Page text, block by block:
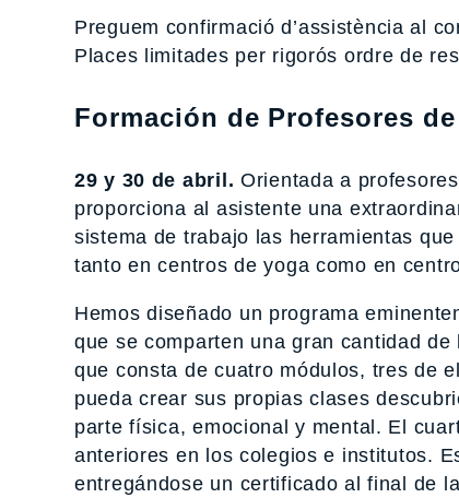
Preguem confirmació d’assistència al
Places limitades per rigorós ordre de
Formación de Profesores
29 y 30 de abril. Orientada a
proporciona al asistente una
sistema de trabajo las herramientas
tanto en centros de yoga como en
Hemos diseñado un programa
que se comparten una gran cantidad
que consta de cuatro módulos, tres de
pueda crear sus propias clases
parte física, emocional y mental. El
anteriores en los colegios e institutos.
entregándose un certificado al final de